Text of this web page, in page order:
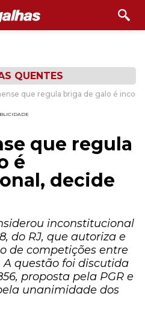
QUENTES
que regula briga de galo é
que regula
é
decide
inconstitucional
do RJ, que autoriza e
de competições entre
A questão foi discutida
proposta pela PGR e
unanimidade dos